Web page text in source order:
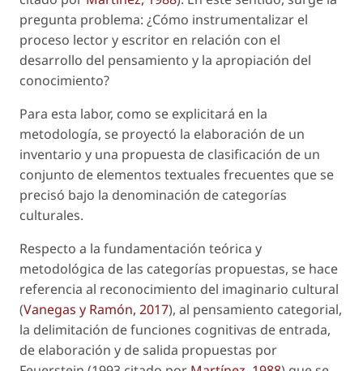
pregunta problema: ¿Cómo instrumentalizar el
proceso lector y escritor en relación con el
desarrollo del pensamiento y la apropiación del
conocimiento?
Para esta labor, como se explicitará en la
metodología, se proyectó la elaboración de un
inventario y una propuesta de clasificación de un
conjunto de elementos textuales frecuentes que se
precisó bajo la denominación de categorías
culturales.
Respecto a la fundamentación teórica y
metodológica de las categorías propuestas, se hace
referencia al reconocimiento del imaginario cultural
(Vanegas y Ramón, 2017), al pensamiento categorial,
la delimitación de funciones cognitivas de entrada,
de elaboración y de salida propuestas por